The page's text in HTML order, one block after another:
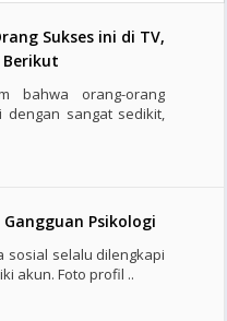
Sukses ini di TV,
Berikut
bahwa orang-orang
dengan sangat sedikit,
Gangguan Psikologi
sosial selalu dilengkapi
akun. Foto profil ..